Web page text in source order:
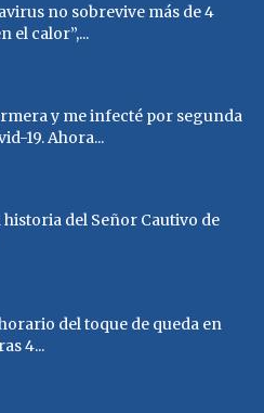
no sobrevive más de 4
el calor”,...
y me infecté por segunda
19. Ahora...
historia del Señor Cautivo de
del toque de queda en
4...